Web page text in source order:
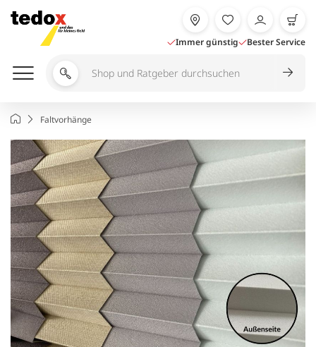
Inhalt
springen
Immer günstig Bester Service
Shop
durchsuchen
StartseiteFaltvorhänge